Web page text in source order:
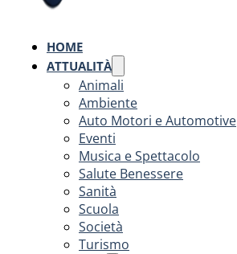
HOME
ATTUALITÀ
Animali
Ambiente
Auto Motori e Automotive
Eventi
Musica e Spettacolo
Salute Benessere
Sanità
Scuola
Società
Turismo